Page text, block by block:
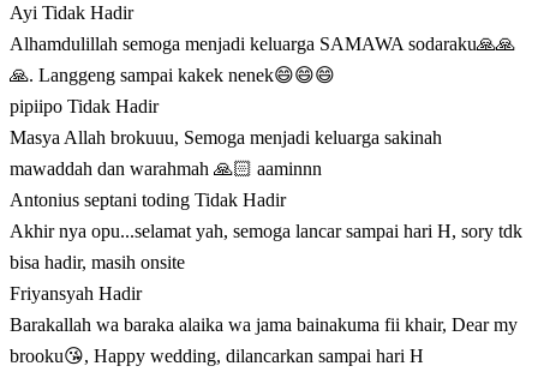
Ayi Tidak Hadir
Alhamdulillah semoga menjadi keluarga SAMAWA sodaraku🙏🙏
🙏. Langgeng sampai kakek nenek😄😄😄
pipiipo Tidak Hadir
Masya Allah brokuuu, Semoga menjadi keluarga sakinah
mawaddah dan warahmah 🙏🏻 aaminnn
Antonius septani toding Tidak Hadir
Akhir nya opu...selamat yah, semoga lancar sampai hari H, sory tdk
bisa hadir, masih onsite
Friyansyah Hadir
Barakallah wa baraka alaika wa jama bainakuma fii khair, Dear my
brooku😘, Happy wedding, dilancarkan sampai hari H